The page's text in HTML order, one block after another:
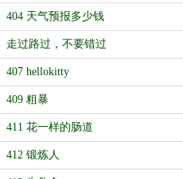
404 天气预报多少钱
走过路过，不要错过
407 hellokitty
409 粗暴
411 花一样的肠道
412 锻炼人